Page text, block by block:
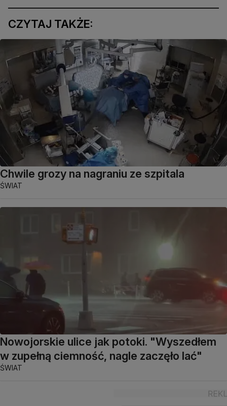
CZYTAJ TAKŻE:
Chwile grozy na nagraniu ze szpitala
ŚWIAT
Nowojorskie ulice jak potoki. "Wyszedłem
w zupełną ciemność, nagle zaczęło lać"
ŚWIAT